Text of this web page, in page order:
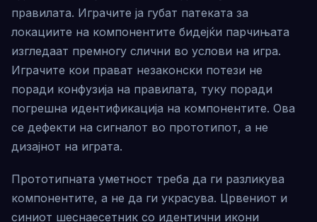
правилата. Играчите ја губат патеката за
локациите на компонентите бидејќи парчињата
изгледаат премногу слични во услови на игра.
Играчите кои прават незаконски потези не
поради конфузија на правилата, туку поради
погрешна идентификација на компонентите. Ова
се дефекти на сигналот во прототипот, а не
дизајнот на играта.
Прототипната уметност треба да ги разликува
компонентите, а не да ги украсува. Црвениот и
синиот шеснаесетник со идентични икони